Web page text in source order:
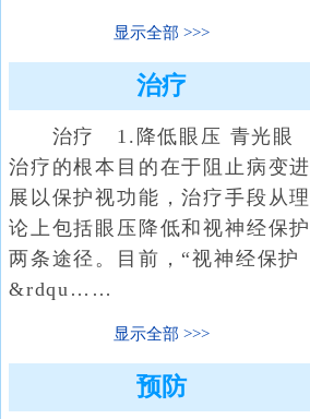
显示全部
治疗
治疗 1.降低眼压 青光眼
治疗的根本目的在于阻止病变进
展以保护视功能，治疗手段从理
论上包括眼压降低和视神经保护
两条途径。目前，“视神经保护
&rdqu……
显示全部
预防